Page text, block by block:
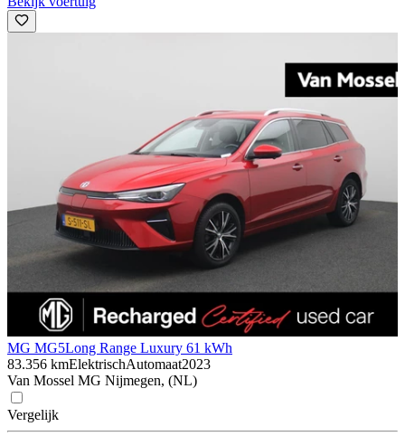
MG MG5Long Range Luxury 61 kWh
83.356 kmElektrischAutomaat2023
Van Mossel MG Nijmegen, (NL)
Vergelijk